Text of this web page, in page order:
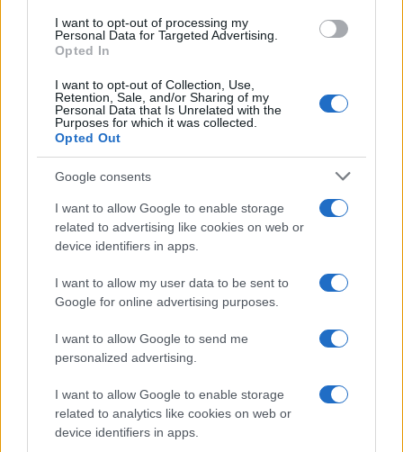
I want to opt-out of processing my
Personal Data for Targeted Advertising.
Opted In
I want to opt-out of Collection, Use,
Retention, Sale, and/or Sharing of my
Personal Data that Is Unrelated with the
Purposes for which it was collected.
Opted Out
Google consents
I want to allow Google to enable storage
related to advertising like cookies on web or
device identifiers in apps.
I want to allow my user data to be sent to
Google for online advertising purposes.
I want to allow Google to send me
personalized advertising.
I want to allow Google to enable storage
related to analytics like cookies on web or
device identifiers in apps.
Magari alla Festa dell’Unit* senza generi e senza
logica, tra food and drink e canti e balli come
d’onore il ragazzino che ha trovato modo di
passare alla maturità senza dare l’esame, così da
scampare la seconda bocciatura di fila. Ma
siccome è “contro il sistema“, insomma finge di
protestare contro qualcosa che non sa, che non
esiste, facendo in modo che tutti lo sappiano,
diventa automaticamente un oracolo per la
severità moralistica del vecchio PCI che li voleva
più colti, più studiosi degli altri per farne degli
intellettuali e dei tecnocrati capaci non di
rivoluzionare la società ma di conquistarla, di
dominarla secondo la legge dell’entrismo
leninista.